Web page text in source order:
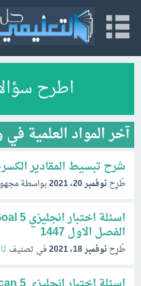
اطرح
آخر المواد العلمية في
شرح تبسيط المقادير
طُرِحنوفمبر 20، 2021 بواسطة
الفصل الاول 1447
طُرِحنوفمبر 18، 2021 في تصنيف